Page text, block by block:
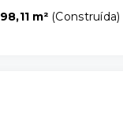
98,11 m² (Construída)